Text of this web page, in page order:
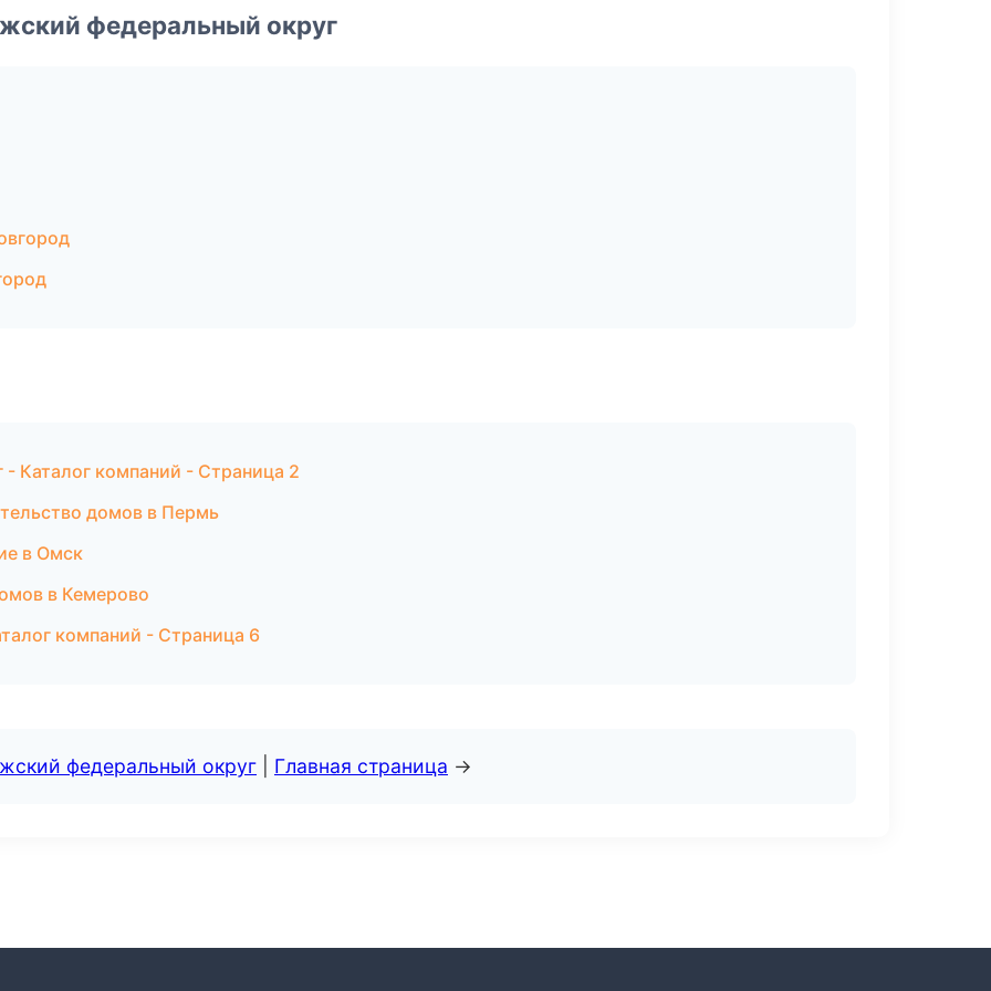
федеральный округ
Каталог компаний - Страница 2
домов в Пермь
в Омск
в Кемерово
компаний - Страница 6
федеральный округ Главная страница →